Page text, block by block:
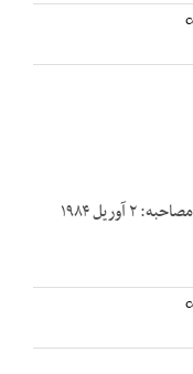
روایت‌کننده: دریادار دکتر احمد مدنی تاریخ مصاحبه: ۲ آوریل ۱۹۸۴